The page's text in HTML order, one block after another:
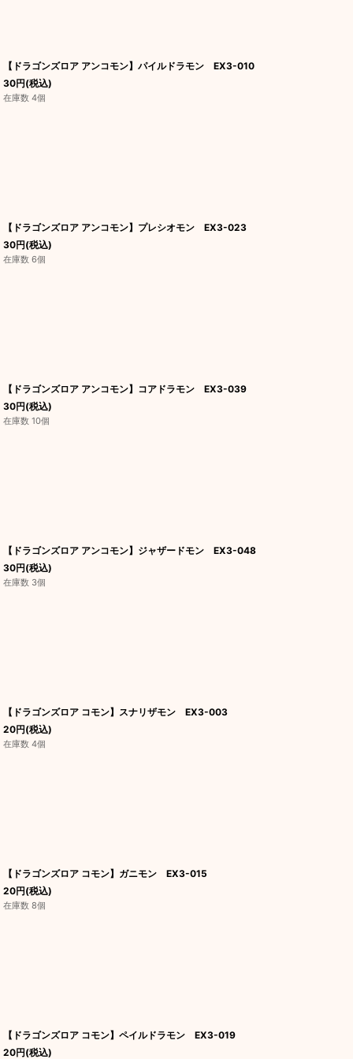
【ドラゴンズロア アンコモン】パイルドラモン EX3-010
30円(税込)
在庫数 4個
【ドラゴンズロア アンコモン】プレシオモン EX3-023
30円(税込)
在庫数 6個
【ドラゴンズロア アンコモン】コアドラモン EX3-039
30円(税込)
在庫数 10個
【ドラゴンズロア アンコモン】ジャザードモン EX3-048
30円(税込)
在庫数 3個
【ドラゴンズロア コモン】スナリザモン EX3-003
20円(税込)
在庫数 4個
【ドラゴンズロア コモン】ガニモン EX3-015
20円(税込)
在庫数 8個
【ドラゴンズロア コモン】ペイルドラモン EX3-019
20円(税込)